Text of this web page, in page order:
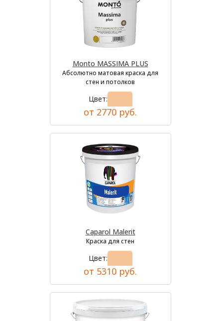
Monto MASSIMA PLUS
Абсолютно матовая краска для
стен и потолков
Цвет:
от 2770 руб.
Caparol Malerit
Краска для стен
Цвет:
от 5310 руб.